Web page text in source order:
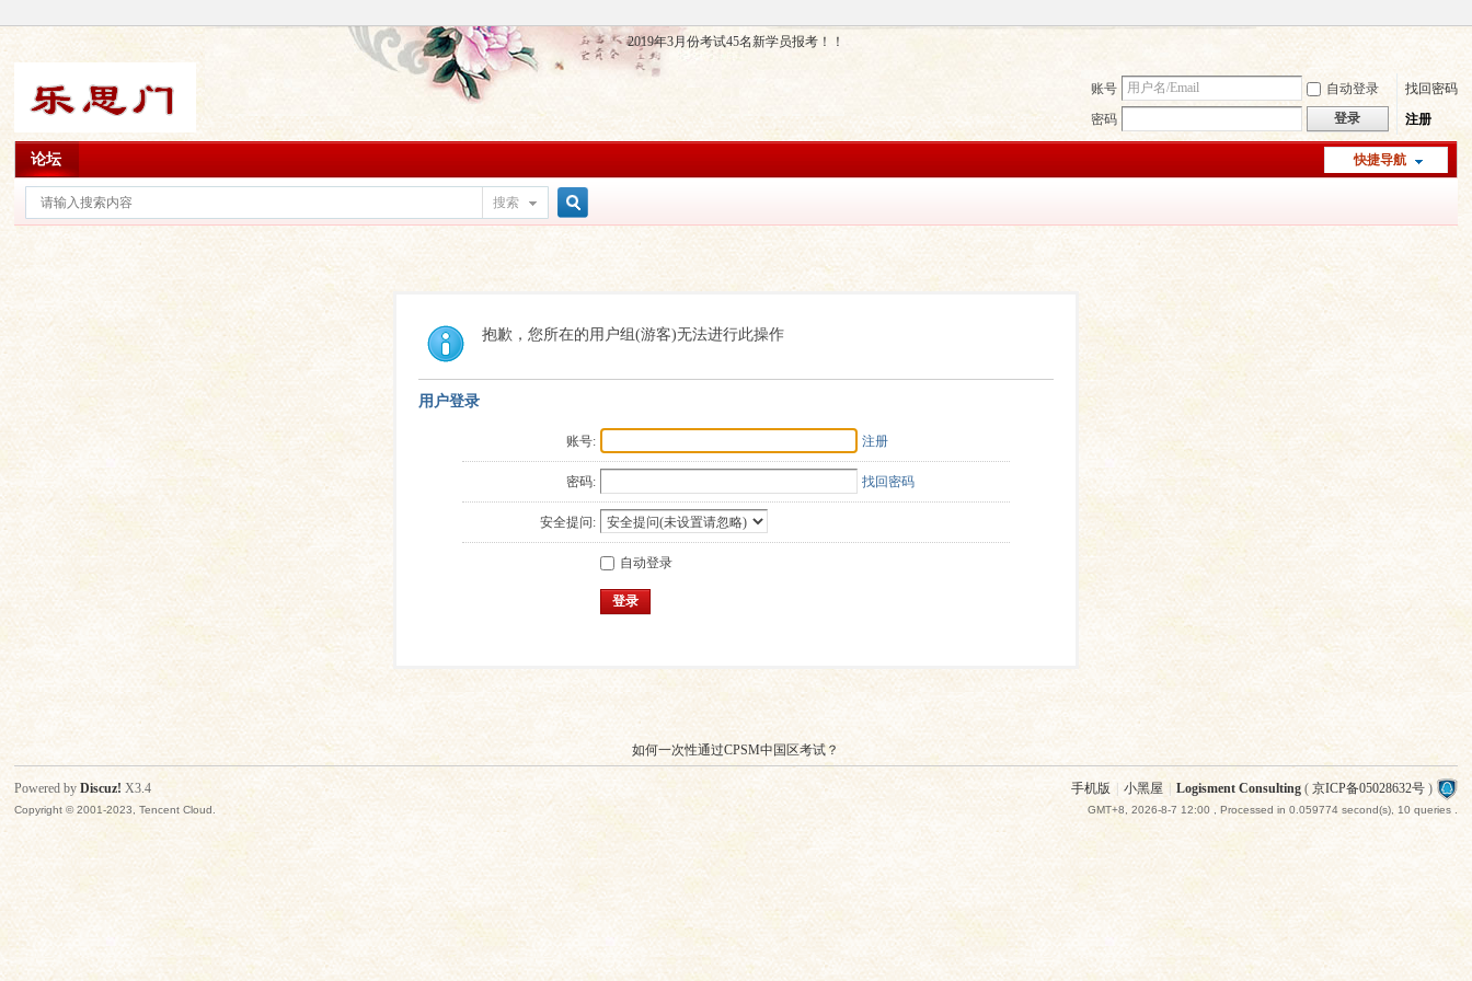
2019年3月份考试45名新学员报考！！
账号 自动登录
找回密码
密码
登录 注册
快捷导航
论坛
搜索
索
抱歉，您所在的用户组(游客)无法进行此操作
用户登录
账号: 注册
密码: 找回密码
安全提问:
自动登录
登录
如何一次性通过CPSM中国区考试？
手机版 小黑屋 Logisment Consulting( 京ICP备05028632号)
GMT+8, 2026-8-7 12:00, Processed in 0.059774 second(s), 10 queries .
Powered byDiscuz! X3.4
Copyright © 2001-2023, Tencent Cloud.